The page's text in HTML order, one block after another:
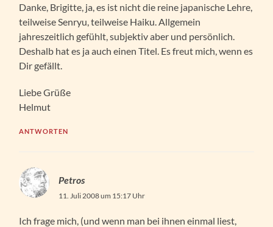
Danke, Brigitte, ja, es ist nicht die reine japanische Lehre,
teilweise Senryu, teilweise Haiku. Allgemein
jahreszeitlich gefühlt, subjektiv aber und persönlich.
Deshalb hat es ja auch einen Titel. Es freut mich, wenn es
Dir gefällt.
Liebe Grüße
Helmut
ANTWORTEN
Petros
11. Juli 2008 um 15:17 Uhr
Ich frage mich, (und wenn man bei ihnen einmal liest,